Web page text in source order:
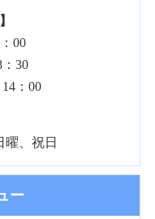
00
30
：00
曜、祝日
ー